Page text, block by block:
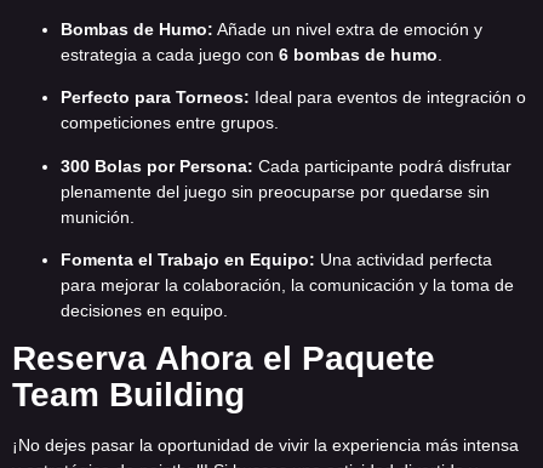
Bombas de Humo: Añade un nivel extra de emoción y
estrategia a cada juego con 6 bombas de humo
Perfecto para Torneos: Ideal para eventos de integración o
competiciones entre grupos.
300 Bolas por Persona: Cada participante podrá disfrutar
plenamente del juego sin preocuparse por quedarse sin
munición.
Fomenta el Trabajo en Equipo: Una actividad perfecta
para mejorar la colaboración, la comunicación y la toma de
decisiones en equipo.
Reserva Ahora el Paquete
Team Building
¡No dejes pasar la oportunidad de vivir la experiencia más intensa